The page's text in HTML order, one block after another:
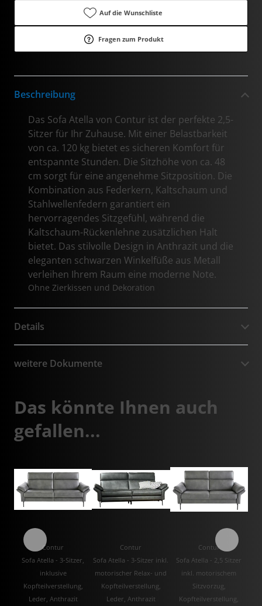
Auf die Wunschliste
Fragen zum Produkt
Beschreibung
Das Sofa Atella von Contur ist der perfekte 2,5-
Sitzer für Ihr Zuhause. Mit einer Belastbarkeit
von ca. 120 kg bietet es sicheren Komfort für
entspannte Stunden. Die Sitzhöhe von ca. 48
cm sorgt für eine angenehme Sitzposition. Die
Kombination aus Federkern, Kaltschaum und
Stahlwellenfedern garantiert ein
hervorragendes Sitzgefühl, während die
Kaltschaum-Rückenlehne zusätzlichen Halt
bietet. Das stilvolle Design in Anthrazit und die
eleganten schwarzen Winkelfüße aus Metall
verleihen Ihrem Raum eine moderne Note.
Ohne Zierkissen und Dekoration
Details
weitere Dokumente
Das könnte Ihnen auch
gefallen...
Contur
Sofa Atella - 3-Sitzer,
inklusive
Kopfteilverstellung,
Leder, Anthrazit
Contur
Sofa Atella - 3-Sitzer inkl.
motorischer Relax- und
Kopfteilverstellung,
Leder, Anthrazit
Contur
Sofa Atella - 2,5 Sitzer
inkl. motorischem
Sitzvorzug,
Kopfteilverstellung,